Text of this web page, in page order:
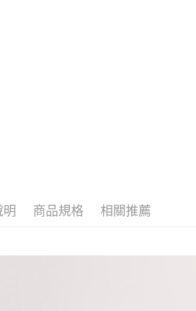
明 商品規格 相關推薦